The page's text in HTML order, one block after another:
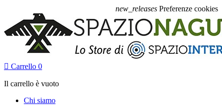
new_releases Preferenze cookies
 Carrello 0
Il carrello è vuoto
Chi siamo